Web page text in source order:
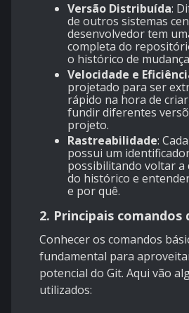
Versão Distribuída:
de outros sistemas
desenvolvedor tem
completa do
o histórico de
Velocidade e
projetado para ser
rápido na hora de
fundir diferentes
projeto.
Rastreabilidade:
possui um
possibilitando voltar
do histórico e
e por quê.
2. Principais comandos
Conhecer os comandos
fundamental para
potencial do Git. Aqui vão
utilizados: